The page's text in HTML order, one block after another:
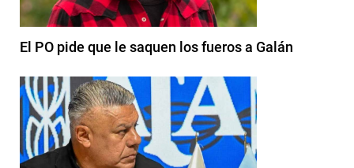
El PO pide que le saquen los fueros a Galán